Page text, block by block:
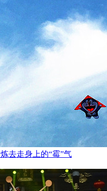
去走身上的“霉”气